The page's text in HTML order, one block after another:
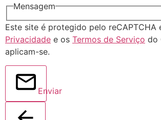
Mensagem
Este site é protegido pelo reCAPTCHA
Privacidade e os Termos de Serviço do
aplicam-se.
Enviar